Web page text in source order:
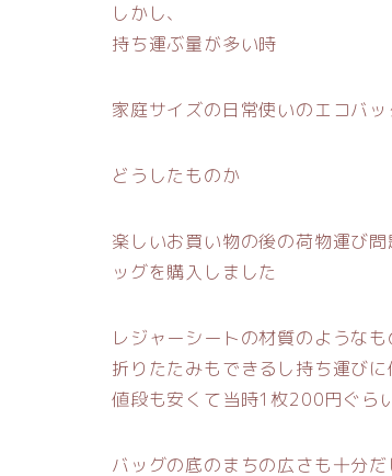
しかし、
持ち運ぶ量が多い時
家庭サイズの日常使いのエコバ
どうしたものか
楽しいお買い物の後の荷物運び
ッグを購入しました
レジャーシートの材質のようなも
折りたたみもできるし持ち運びに
値段も安くて当時1枚200円ぐら
バッグの底のまちの広さも十分だ